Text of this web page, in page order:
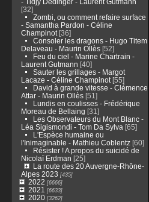
[32]
Zombi, ou comment refaire surface
- Samantha Pardon - Céline
Champinot[36]
Consoler les dragons - Hugo Titem
Delaveau - Maurin Ollès[52]
Feu du ciel - Marine Chartrain -
Laurent Gutmann [40]
Sauter les grillages - Margot
Lacaze - Céline Champinot[55]
David à grande vitesse - Clémence
Attar - Maurin Ollès[51]
Lundis en coulisses - Frédérique
Moreau de Bellaing [31]
Les Observateurs du Mont Blanc -
Léa Sigismondi - Tom Da Sylva [65]
L'Espèce humaine ou
l'Inimaginable - Mathieu Coblentz[60]
Résister ! A propos du suicidé de
Nicolaï Erdman [25]
La route des 20 Auvergne-Rhône-
Alpes 2023 [435]
2022 [6666]
2021 [6633]
2020[3262]